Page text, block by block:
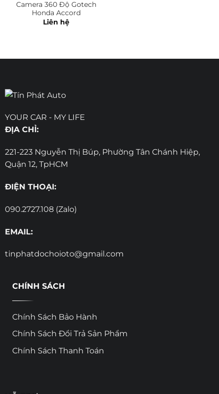
Camera 360 Độ Gotech
Honda Accord
Liên hệ
YOUR CAR - MY LIFE
ĐỊA CHỈ:
221-223 Nguyễn Thị Búp, Phường Tân Chánh Hiệp,
Quận 12, TpHCM
ĐIỆN THOẠI:
090.2727.108 (Zalo)
EMAIL:
tinphatdochoioto@gmail.com
CHÍNH SÁCH
Chính Sách Bảo Hành
Chính Sách Đổi Trả Sản Phẩm
Chính Sách Thanh Toán